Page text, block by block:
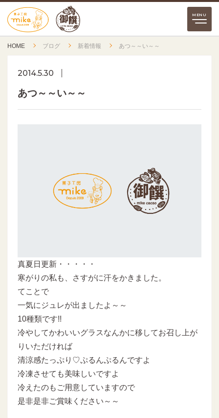
HOME ブログ 新着情報 あつ～～い～～
2014.5.30
あつ～～い～～
真夏日更新・・・・・
寒がりの私も、さすがに汗をかきました。
てことで
一気にジュレが出ましたよ～～
10種類です!!
冷やしてかわいいグラスなんかに移してお召し上が
りいただければ
清涼感たっぷり♡ぷるんぷるんですよ
冷凍させても美味しいですよ
冷えたのもご用意していますので
是非是非ご賞味ください～～